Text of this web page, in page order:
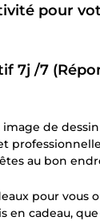
pour
7j /7
image de
au bon
pour vous
en cadeau,